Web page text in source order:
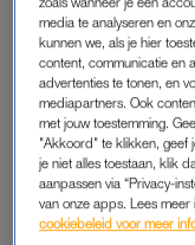
dus dat Max koos
zeventiende en is
Kelly Piquet(dochter
Piquet) is zijn
Hoe goed doet
Super goed.
van mega
media te analyseren en
kunnen we, als je hier
content, communicatie en
advertenties te tonen, en
mediapartners. Ook
met jouw toestemming.
"Akkoord" te klikken, geef
je niet alles toestaan, klik
aanpassen via “Privacy-
van onze apps. Lees
cookiebeleid voor meer